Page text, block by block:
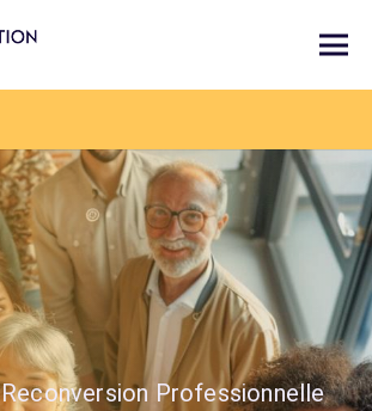
Reconversion Professionnelle